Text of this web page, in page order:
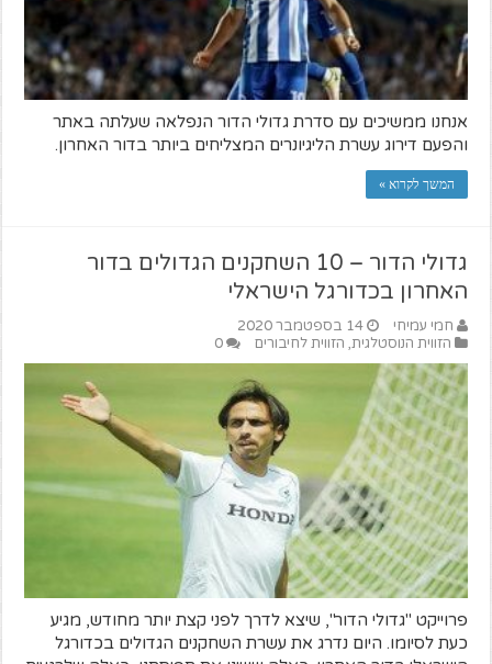
אנחנו ממשיכים עם סדרת גדולי הדור הנפלאה שעלתה באתר
והפעם דירוג עשרת הליגיונרים המצליחים ביותר בדור האחרון.
המשך לקרוא »
גדולי הדור – 10 השחקנים הגדולים בדור
האחרון בכדורגל הישראלי
חמי עמיחי
14 בספטמבר 2020
הזווית הנוסטלגית, הזווית לחיבורים 0
פרוייקט "גדולי הדור", שיצא לדרך לפני קצת יותר מחודש, מגיע
כעת לסיומו. היום נדרג את עשרת השחקנים הגדולים בכדורגל